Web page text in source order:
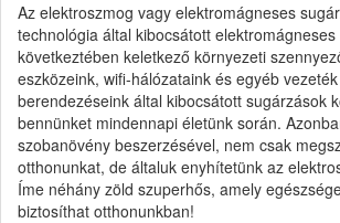
Az elektroszmog vagy elektromágneses
technológia által kibocsátott
következtében keletkező környezeti
eszközeink, wifi-hálózataink és egyéb
berendezéseink által kibocsátott sugárzások
bennünket mindennapi életünk során.
szobanövény beszerzésével, nem csak
otthonunkat, de általuk enyhítetünk az
Íme néhány zöld szuperhős, amely
biztosíthat otthonunkban!